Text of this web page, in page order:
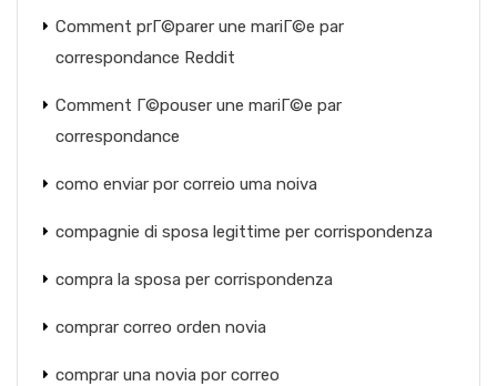
Comment prГ©parer une mariГ©e par
correspondance Reddit
Comment Г©pouser une mariГ©e par
correspondance
como enviar por correio uma noiva
compagnie di sposa legittime per corrispondenza
compra la sposa per corrispondenza
comprar correo orden novia
comprar una novia por correo